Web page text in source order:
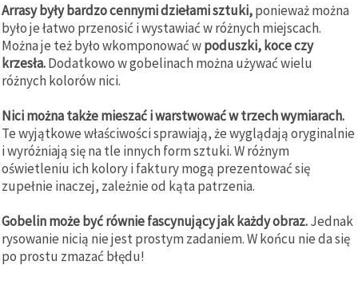
Arrasy były bardzo cennymi dziełami sztuki,ponieważ można
było je łatwo przenosić i wystawiać w różnych miejscach.
Można je też było wkomponować wpoduszki, koce czy
krzesła.Dodatkowo w gobelinach można używać wielu
różnych kolorów nici.
Nici można także mieszać i warstwować w trzech wymiarach.
Te wyjątkowe właściwości sprawiają, że wyglądają oryginalnie
i wyróżniają się na tle innych form sztuki. W różnym
oświetleniu ich kolory i faktury mogą prezentować się
zupełnie inaczej, zależnie od kąta patrzenia.
Gobelin może być równie fascynujący jak każdy obraz.Jednak
rysowanie nicią nie jest prostym zadaniem. W końcu nie da się
po prostu zmazać błędu!